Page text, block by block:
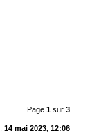
Page 1sur 3
14 mai 2023, 12:06